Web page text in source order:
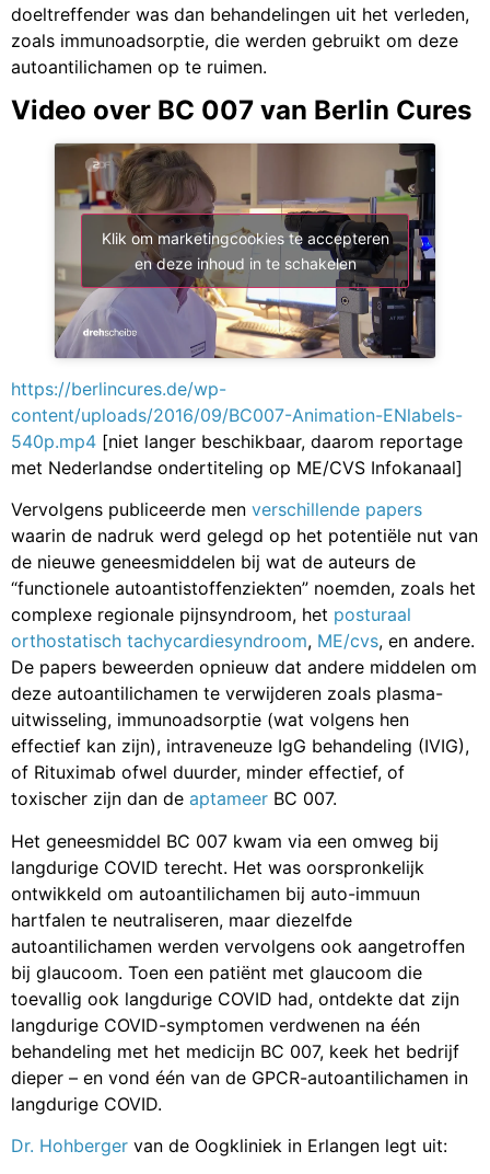
doeltreffender was dan behandelingen uit het verleden,
zoals immunoadsorptie, die werden gebruikt om deze
autoantilichamen op te ruimen.
Video over BC 007 van Berlin Cures
Klik om marketingcookies te accepteren
en deze inhoud in te schakelen
https://berlincures.de/wp-
content/uploads/2016/09/BC007-Animation-ENlabels-
540p.mp4 [niet langer beschikbaar, daarom reportage
met Nederlandse ondertiteling op ME/CVS Infokanaal]
Vervolgens publiceerde men verschillende papers
waarin de nadruk werd gelegd op het potentiële nut van
de nieuwe geneesmiddelen bij wat de auteurs de
“functionele autoantistoffenziekten” noemden, zoals het
complexe regionale pijnsyndroom, het posturaal
orthostatisch tachycardiesyndroom, ME/cvs, en andere.
De papers beweerden opnieuw dat andere middelen om
deze autoantilichamen te verwijderen zoals plasma-
uitwisseling, immunoadsorptie (wat volgens hen
effectief kan zijn), intraveneuze IgG behandeling (IVIG),
of Rituximab ofwel duurder, minder effectief, of
toxischer zijn dan de aptameer BC 007.
Het geneesmiddel BC 007 kwam via een omweg bij
langdurige COVID terecht. Het was oorspronkelijk
ontwikkeld om autoantilichamen bij auto-immuun
hartfalen te neutraliseren, maar diezelfde
autoantilichamen werden vervolgens ook aangetroffen
bij glaucoom. Toen een patiënt met glaucoom die
toevallig ook langdurige COVID had, ontdekte dat zijn
langdurige COVID-symptomen verdwenen na één
behandeling met het medicijn BC 007, keek het bedrijf
dieper – en vond één van de GPCR-autoantilichamen in
langdurige COVID.
Dr. Hohberger van de Oogkliniek in Erlangen legt uit: